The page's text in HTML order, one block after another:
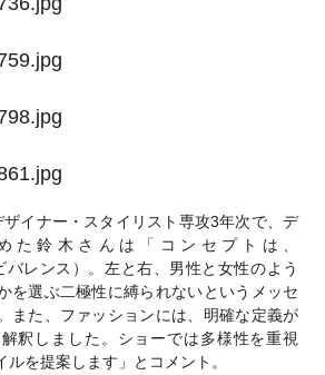
イナー・スタイリスト専攻3年次で、デ
た鈴木さんは「コンセプトは、
バレンス）。左と右、男性と女性のよう
を選ぶ二極性に縛られないというメッセ
また、ファッションには、明確な定義が
釈しました。ショーでは多様性を重視
ルを提案します」とコメント。